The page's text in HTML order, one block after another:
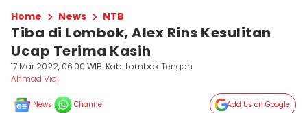
Home News NTB
Tiba di Lombok, Alex Rins Kesulitan
Ucap Terima Kasih
17 Mar 2022, 06:00 WIB Kab. Lombok Tengah
Ahmad Viqi
News Channel Add Us on Google